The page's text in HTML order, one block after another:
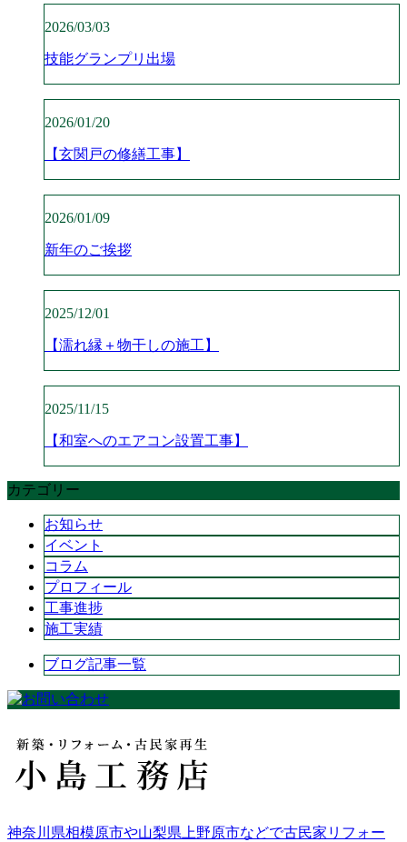
2026/03/03
技能グランプリ出場
2026/01/20
【玄関戸の修繕工事】
2026/01/09
新年のご挨拶
2025/12/01
【濡れ縁＋物干しの施工】
2025/11/15
【和室へのエアコン設置工事】
カテゴリー
お知らせ
イベント
コラム
プロフィール
工事進捗
施工実績
ブログ記事一覧
神奈川県相模原市や山梨県上野原市などで古民家リフォー